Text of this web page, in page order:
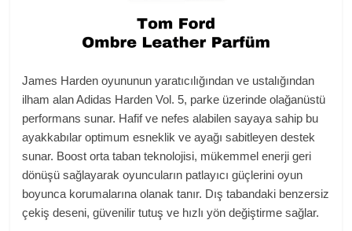
James Harden oyununun yaratıcılığından ve ustalığından
ilham alan Adidas Harden Vol. 5, parke üzerinde olağanüstü
performans sunar. Hafif ve nefes alabilen sayaya sahip bu
ayakkabılar optimum esneklik ve ayağı sabitleyen destek
sunar. Boost orta taban teknolojisi, mükemmel enerji geri
dönüşü sağlayarak oyuncuların patlayıcı güçlerini oyun
boyunca korumalarına olanak tanır. Dış tabandaki benzersiz
çekiş deseni, güvenilir tutuş ve hızlı yön değiştirme sağlar.